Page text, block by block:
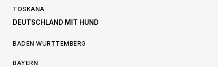
TOSKANA
DEUTSCHLAND MIT HUND
BADEN WÜRTTEMBERG
BAYERN